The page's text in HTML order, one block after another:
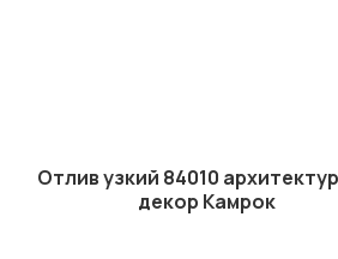
Отлив узкий 84010
декор Камрок